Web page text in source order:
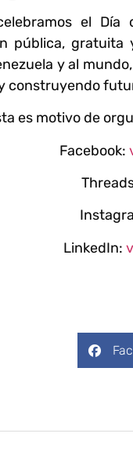
el
pública, gratuita
y al
construyendo
es motivo de
Facebook:
LinkedIn: